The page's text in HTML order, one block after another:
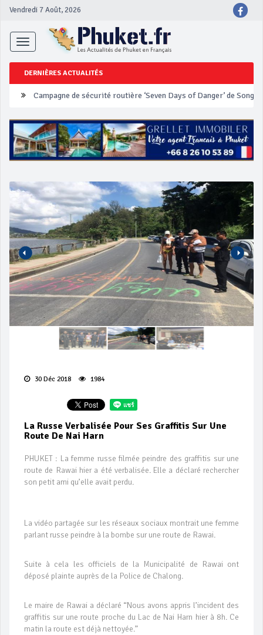
Vendredi 7 Août, 2026
Toggle
navigation
DERNIÈRES ACTUALITÉS
Un touriste français blessé en se faisant arracher son collier en
Phuket Peranakan Festival
‘Phuket Eye’ assurera la sécurité pendant Songkran
Campagne de sécurité routière ‘Seven Days of Danger’ de
30 Déc 2018 1984
La Russe Verbalisée Pour Ses Graffitis Sur Une
Route De Nai Harn
PHUKET : La femme russe filmée peindre des graffitis sur une
route de Rawai hier a été verbalisée. Elle a déclaré rechercher
son petit ami qu’elle avait perdu.
La vidéo partagée sur les réseaux sociaux montrait une femme
parlant russe peindre à la bombe sur une route de Rawai.
Suite à cela les officiels de la Municipalité de Rawai ont
déposé plainte auprès de la Police de Chalong.
Le maire de Rawai a déclaré “Nous avons appris l’incident des
graffitis sur une route proche du Lac de Nai Harn hier à 8h. Ce
matin la route est déjà nettoyée.”